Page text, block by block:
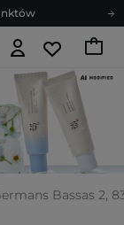
do 24h.
Bassas 2,